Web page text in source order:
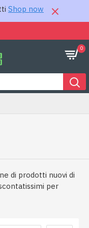
Shop now
0
di prodotti nuovi di
per